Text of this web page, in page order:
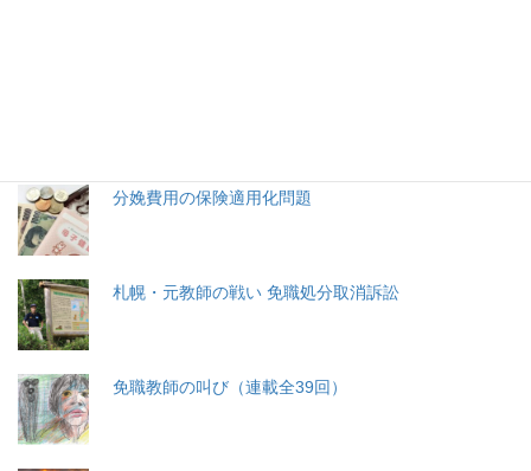
分娩費用の保険適用化問題
札幌・元教師の戦い 免職処分取消訴訟
免職教師の叫び（連載全39回）